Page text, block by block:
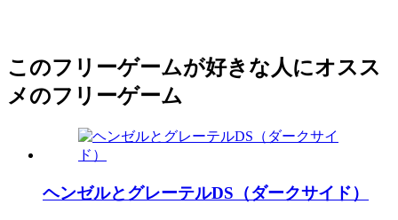
このフリーゲームが好きな人にオスス
メのフリーゲーム
ヘンゼルとグレーテルDS（ダークサイド）